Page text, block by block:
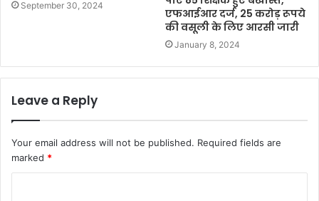
September 30, 2024
एफआईआर दर्ज, 25 करोड़ रूपये
की वसूली के लिए आरसी जारी
January 8, 2024
Leave a Reply
Your email address will not be published. Required fields are
marked *